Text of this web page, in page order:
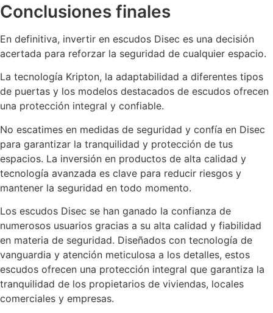
Conclusiones finales
En definitiva, invertir en escudos Disec es una decisión
acertada para reforzar la seguridad de cualquier espacio.
La tecnología Kripton, la adaptabilidad a diferentes tipos
de puertas y los modelos destacados de escudos ofrecen
una protección integral y confiable.
No escatimes en medidas de seguridad y confía en Disec
para garantizar la tranquilidad y protección de tus
espacios. La inversión en productos de alta calidad y
tecnología avanzada es clave para reducir riesgos y
mantener la seguridad en todo momento.
Los escudos Disec se han ganado la confianza de
numerosos usuarios gracias a su alta calidad y fiabilidad
en materia de seguridad. Diseñados con tecnología de
vanguardia y atención meticulosa a los detalles, estos
escudos ofrecen una protección integral que garantiza la
tranquilidad de los propietarios de viviendas, locales
comerciales y empresas.